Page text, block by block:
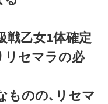
戦乙女1体確定
リセマラの必
ものの､リセマ